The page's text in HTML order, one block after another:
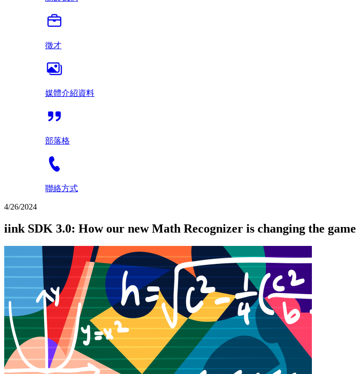
徵才
媒體介紹資料
部落格
聯絡方式
4/26/2024
iink SDK 3.0: How our new Math Recognizer is changing the game